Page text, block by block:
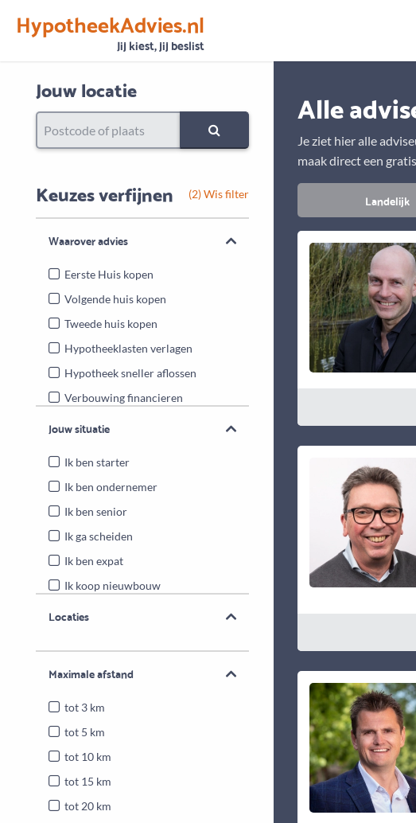
HypotheekAdvies.nl
Jij kiest, jij beslist
VertrouwenAlle basisgegevens zijn gecontroleerd
Jouw locatie
Keuzes verfijnen (2) Wis filter
Waarover advies
Eerste Huis kopen
Volgende huis kopen
Tweede huis kopen
Hypotheeklasten verlagen
Hypotheek sneller aflossen
Verbouwing financieren
Energiebesparende maatregelen
Jouw situatie
Ik ben starter
Ik ben ondernemer
Ik ben senior
Ik ga scheiden
Ik ben expat
Ik koop nieuwbouw
Locaties
Maximale afstand
tot 3 km
tot 5 km
tot 10 km
tot 15 km
tot 20 km
Alle
Je ziet hier alle
maak direct een
Landelijk